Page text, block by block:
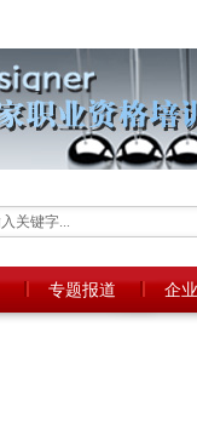
专题报道 企